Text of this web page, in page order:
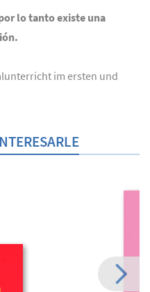
lo tanto existe una
im ersten und